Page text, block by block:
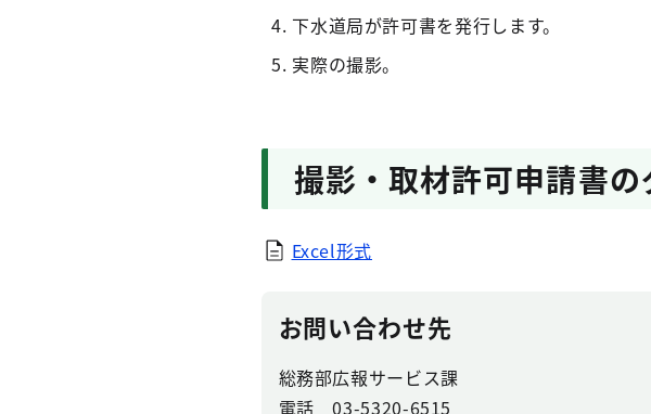
下水道局が許可書を発行します。
実際の撮影。
撮影・取材許可申請書の
Excel形式
お問い合わせ先
総務部広報サービス課
電話 03-5320-6515